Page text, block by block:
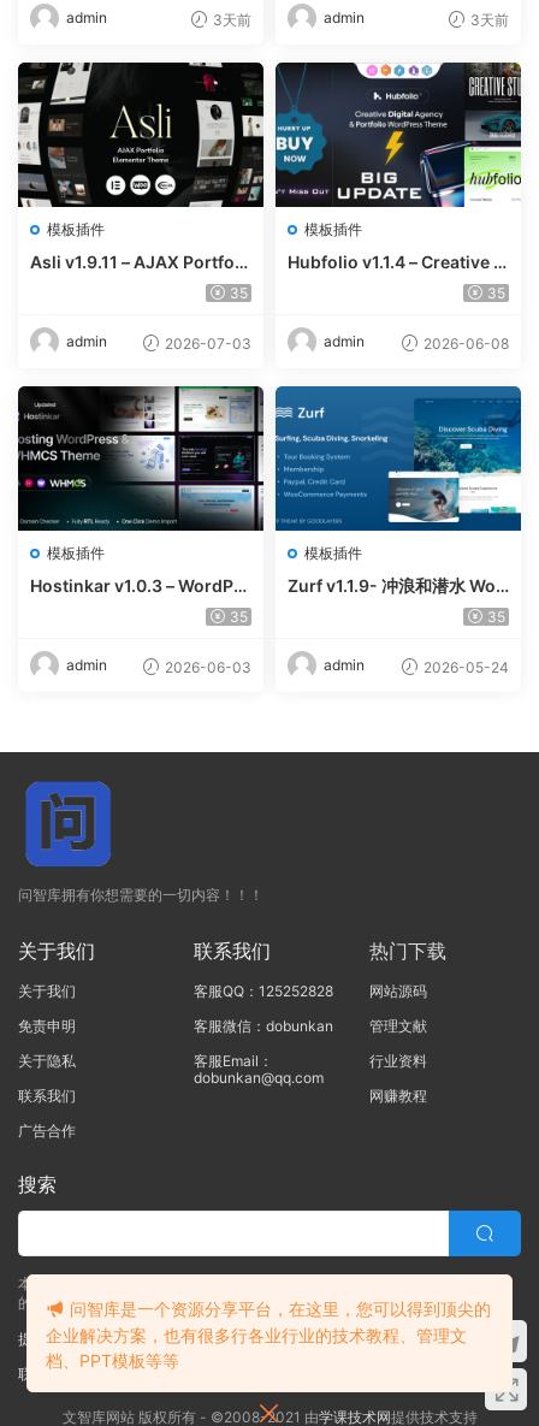
admin 3天前 admin 3天前
模板插件
Asli v1.9.11 – AJAX Portfoli
o Elementor WordPress Th
35
admin 2026-07-03
模板插件
Hubfolio v1.1.4 – Creative P
ortfolio & Digital Agency W
e
35
admin 2026-06-08
模板插件
Hostinkar v1.0.3 – WordPre
35
admin 2026-06-03
模板插件
Zurf v1.1.9- 冲浪和潜水 Wor
35
admin 2026-05-24
问智库拥有你想需要的一切内容！！！
关于我们
关于我们
免责申明
关于隐私
联系我们
广告合作
联系我们
客服QQ：125252828
客服微信：dobunkan
客服Email：
dobunkan@qq.com
热门下载
网站源码
管理文献
行业资料
网赚教程
搜索
本站的所有资源均由本站的站长及合作伙伴整理发布，80%的内容为合作伙伴
的职场实战干货！！
提交工单
联系客服
(说明需求，勿问在否)
文智库网站 版权所有 - ©2008-2021 由学课技术网提供技术支持
问智库是一个资源分享平台，在这里，您可以得到顶尖的
企业解决方案，也有很多行各业行业的技术教程、管理文
档、PPT模板等等